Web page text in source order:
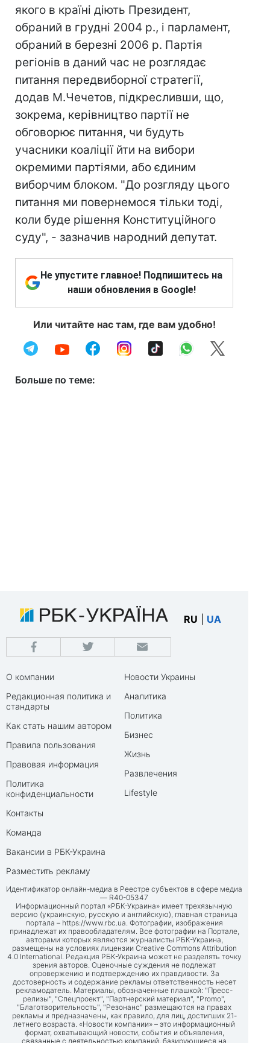
якого в країні діють Президент,
обраний в грудні 2004 р., і парламент,
обраний в березні 2006 р. Партія
регіонів в даний час не розглядає
питання передвиборної стратегії,
додав М.Чечетов, підкресливши, що,
зокрема, керівництво партії не
обговорює питання, чи будуть
учасники коаліції йти на вибори
окремими партіями, або єдиним
виборчим блоком. "До розгляду цього
питання ми повернемося тільки тоді,
коли буде рішення Конституційного
суду", - зазначив народний депутат.
Не упустите главное! Подпишитесь на
наши обновления в Google!
Или читайте нас там, где вам удобно!
Больше по теме:
RU UA
О компании
Редакционная политика и
стандарты
Как стать нашим автором
Правила пользования
Правовая информация
Политика
конфиденциальности
Контакты
Команда
Вакансии в РБК-Украина
Разместить рекламу
Новости Украины
Аналитика
Политика
Бизнес
Жизнь
Развлечения
Lifestyle
Идентификатор онлайн-медиа в Реестре субъектов в сфере медиа
— R40-05347
Информационный портал «РБК-Украина» имеет трехязычную
версию (украинскую, русскую и английскую), главная страница
портала – https://www.rbc.ua. Фотографии, изображения
принадлежат их правообладателям. Все фотографии на Портале,
авторами которых являются журналисты РБК-Украина,
размещены на условиях лицензии Creative Commons Attribution
4.0 International. Редакция РБК-Украина может не разделять точку
зрения авторов. Оценочные суждения не подлежат
опровержению и подтверждению их правдивости. За
достоверность и содержание рекламы ответственность несет
рекламодатель. Материалы, обозначенные плашкой: "Пресс-
релизы", "Спецпроект", "Партнерский материал", "Promo",
"Благотворительность", "Резонанс" размещаются на правах
рекламы и предназначены, как правило, для лиц, достигших 21-
летнего возраста. «Новости компании» – это информационный
формат, охватывающий новости, события и объявления,
связанные с деятельностью компаний, базирующиеся на